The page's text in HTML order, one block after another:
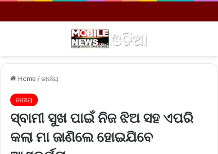
Home /ଜାତୀୟ
ଜାତୀୟ
ସ୍ବାମୀ ସୁଖ ପାଇଁ ନିଜ ଝିଅ ସହ ଏପରି
କଲା ମା ଜାଣିଲେ ହୋଇଯିବେ